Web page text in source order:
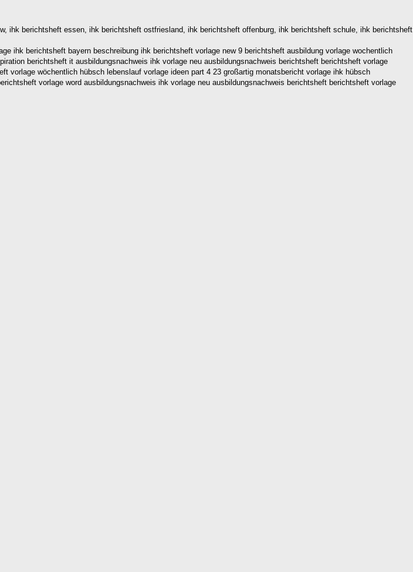
berichtsheft essen, ihk berichtsheft ostfriesland, ihk berichtsheft offenburg, ihk berichtsheft schule, ihk berichtsheft
ihk berichtsheft bayern beschreibung ihk berichtsheft vorlage new 9 berichtsheft ausbildung vorlage wochentlich
berichtsheft it ausbildungsnachweis ihk vorlage neu ausbildungsnachweis berichtsheft berichtsheft vorlage
wöchentlich hübsch lebenslauf vorlage ideen part 4 23 großartig monatsbericht vorlage ihk hübsch
vorlage word ausbildungsnachweis ihk vorlage neu ausbildungsnachweis berichtsheft berichtsheft vorlage